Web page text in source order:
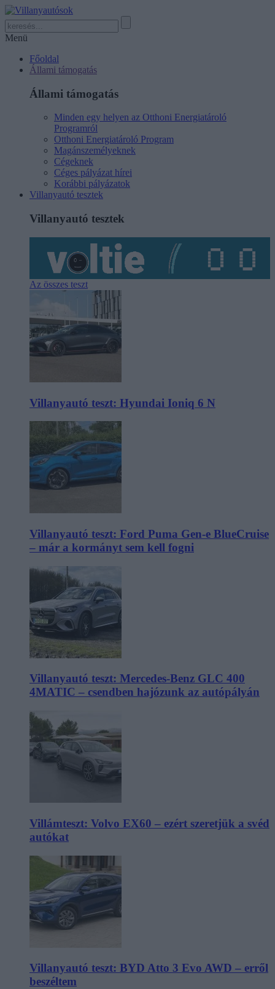
Menü
Főoldal
Állami támogatás
Állami támogatás
Minden egy helyen az Otthoni Energiatároló
Programról
Otthoni Energiatároló Program
Magánszemélyeknek
Cégeknek
Céges pályázat hírei
Korábbi pályázatok
Villanyautó tesztek
Villanyautó tesztek
Az összes teszt
Villanyautó teszt: Hyundai Ioniq 6 N
Villanyautó teszt: Ford Puma Gen-e BlueCruise
– már a kormányt sem kell fogni
Villanyautó teszt: Mercedes-Benz GLC 400
4MATIC – csendben hajózunk az autópályán
Villámteszt: Volvo EX60 – ezért szeretjük a svéd
autókat
Villanyautó teszt: BYD Atto 3 Evo AWD – erről
beszéltem